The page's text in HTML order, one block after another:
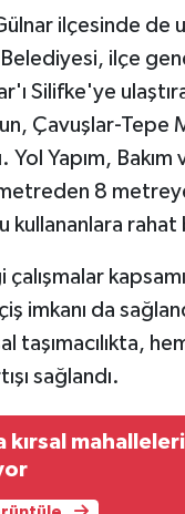
ilçesinde de
ilçe
Silifke'ye
Çavuşlar-Tepe
Yapım, Bakım
8
rahat
çalışmalar
imkanı da
taşımacılıkta,
sağlandı.
kırsal